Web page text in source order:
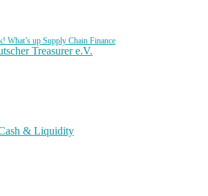
What’s up Supply Chain Finance
Treasurer e.V.
& Liquidity